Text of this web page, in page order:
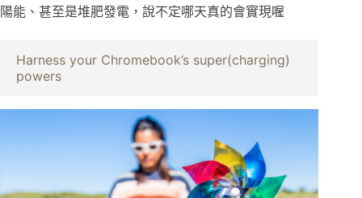
陽能、甚至是堆肥發電，說不定哪天真的會實現喔
Harness your Chromebook’s super(charging)
powers